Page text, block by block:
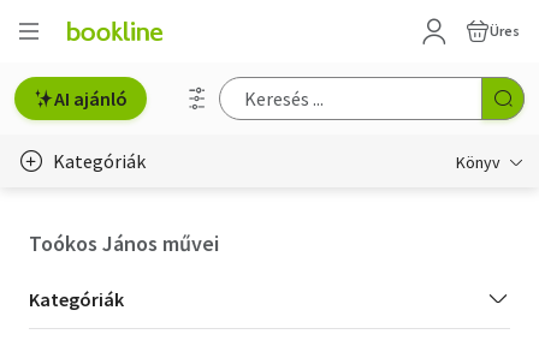
Üres
AI ajánló
Kategóriák Könyv
Toókos János művei
Kategória
szűrés
Kategóriák